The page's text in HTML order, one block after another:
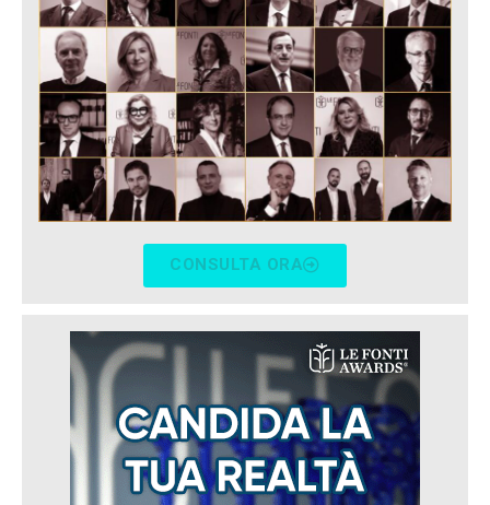
CONSULTA ORA